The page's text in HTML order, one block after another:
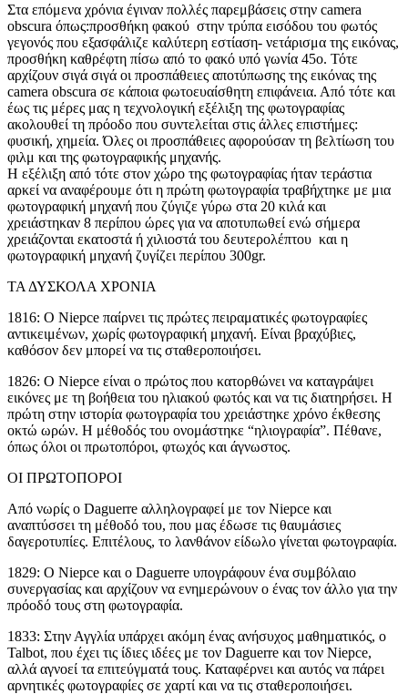
Στα επόμενα χρόνια έγιναν πολλές παρεμβάσεις στην camera
obscura όπως:προσθήκη φακού στην τρύπα εισόδου του φωτός
γεγονός που εξασφάλιζε καλύτερη εστίαση- νετάρισμα της εικόνας,
προσθήκη καθρέφτη πίσω από το φακό υπό γωνία 45ο. Τότε
αρχίζουν σιγά σιγά οι προσπάθειες αποτύπωσης της εικόνας της
camera obscura σε κάποια φωτοευαίσθητη επιφάνεια. Από τότε και
έως τις μέρες μας η τεχνολογική εξέλιξη της φωτογραφίας
ακολουθεί τη πρόοδο που συντελείται στις άλλες επιστήμες:
φυσική, χημεία. Όλες οι προσπάθειες αφορούσαν τη βελτίωση του
φιλμ και της φωτογραφικής μηχανής.
Η εξέλιξη από τότε στον χώρο της φωτογραφίας ήταν τεράστια
αρκεί να αναφέρουμε ότι η πρώτη φωτογραφία τραβήχτηκε με μια
φωτογραφική μηχανή που ζύγιζε γύρω στα 20 κιλά και
χρειάστηκαν 8 περίπου ώρες για να αποτυπωθεί ενώ σήμερα
χρειάζονται εκατοστά ή χιλιοστά του δευτερολέπτου και η
φωτογραφική μηχανή ζυγίζει περίπου 300gr.
ΤΑ ΔΥΣΚΟΛΑ ΧΡΟΝΙΑ
1816: Ο Niepce παίρνει τις πρώτες πειραματικές φωτογραφίες
αντικειμένων, χωρίς φωτογραφική μηχανή. Είναι βραχύβιες,
καθόσον δεν μπορεί να τις σταθεροποιήσει.
1826: Ο Niepce είναι ο πρώτος που κατορθώνει να καταγράψει
εικόνες με τη βοήθεια του ηλιακού φωτός και να τις διατηρήσει. Η
πρώτη στην ιστορία φωτογραφία του χρειάστηκε χρόνο έκθεσης
οκτώ ωρών. Η μέθοδός του ονομάστηκε “ηλιογραφία”. Πέθανε,
όπως όλοι οι πρωτοπόροι, φτωχός και άγνωστος.
ΟΙ ΠΡΩΤΟΠΟΡΟΙ
Από νωρίς ο Daguerre αλληλογραφεί με τον Niepce και
αναπτύσσει τη μέθοδό του, που μας έδωσε τις θαυμάσιες
δαγεροτυπίες. Επιτέλους, το λανθάνον είδωλο γίνεται φωτογραφία.
1829: Ο Niepce και ο Daguerre υπογράφουν ένα συμβόλαιο
συνεργασίας και αρχίζουν να ενημερώνουν ο ένας τον άλλο για την
πρόοδό τους στη φωτογραφία.
1833: Στην Αγγλία υπάρχει ακόμη ένας ανήσυχος μαθηματικός, o
Talbot, που έχει τις ίδιες ιδέες με τον Daguerre και τον Niepce,
αλλά αγνοεί τα επιτεύγματά τους. Καταφέρνει και αυτός να πάρει
αρνητικές φωτογραφίες σε χαρτί και να τις σταθεροποιήσει.